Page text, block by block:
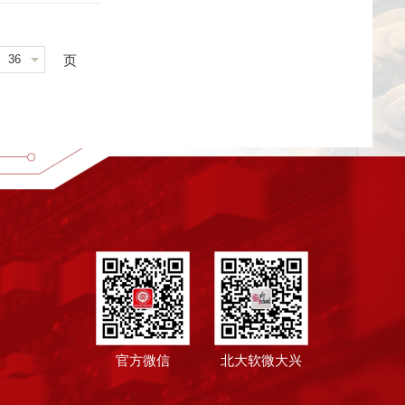
36 页
官方微信 北大软微大兴